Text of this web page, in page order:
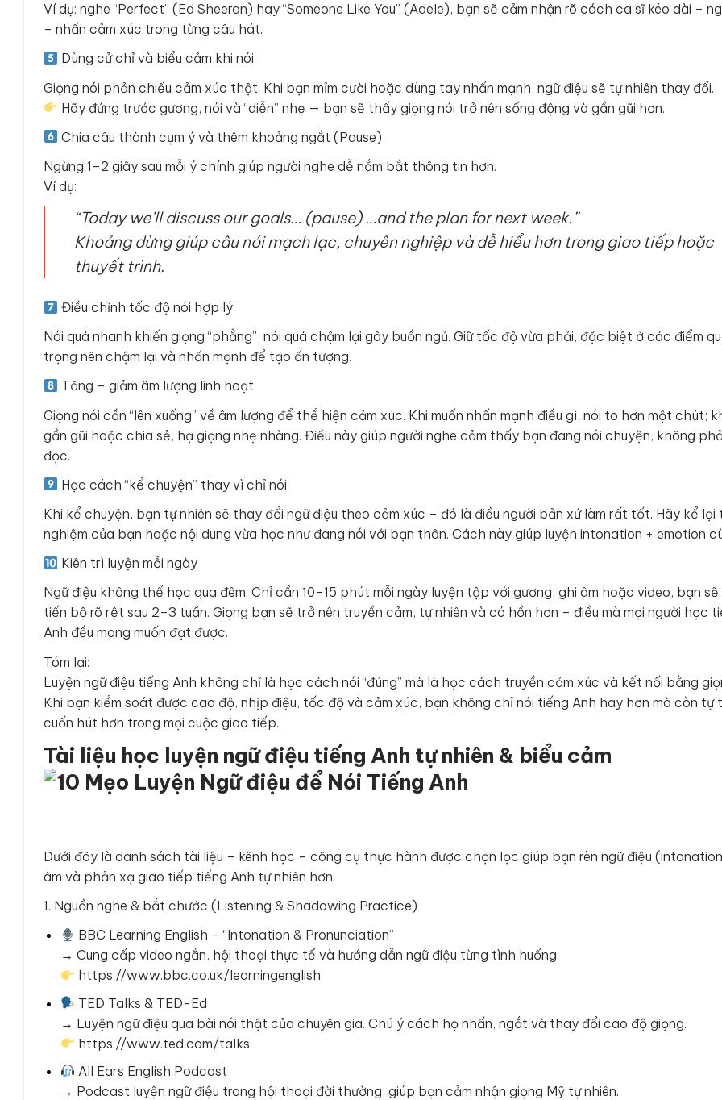
Ví dụ: nghe “Perfect” (Ed Sheeran) hay “Someone Like You” (Adele), bạn sẽ cảm nhận rõ cách ca sĩ kéo dài –
– nhấn cảm xúc trong từng câu hát.
Dùng cử chỉ và biểu cảm khi nói
Giọng nói phản chiếu cảm xúc thật. Khi bạn mỉm cười hoặc dùng tay nhấn mạnh, ngữ điệu sẽ tự nhiên thay đổi.
Hãy đứng trước gương, nói và “diễn” nhẹ — bạn sẽ thấy giọng nói trở nên sống động và gần gũi hơn.
Chia câu thành cụm ý và thêm khoảng ngắt (Pause)
Ngừng 1–2 giây sau mỗi ý chính giúp người nghe dễ nắm bắt thông tin hơn.
Ví dụ:
“Today we’ll discuss our goals… (pause) …and the plan for next week.”
Khoảng dừng giúp câu nói mạch lạc, chuyên nghiệp và dễ hiểu hơn trong giao tiếp hoặc
thuyết trình.
Điều chỉnh tốc độ nói hợp lý
Nói quá nhanh khiến giọng “phẳng”, nói quá chậm lại gây buồn ngủ. Giữ tốc độ vừa phải, đặc biệt ở các điểm
trọng nên chậm lại và nhấn mạnh để tạo ấn tượng.
Tăng – giảm âm lượng linh hoạt
Giọng nói cần “lên xuống” về âm lượng để thể hiện cảm xúc. Khi muốn nhấn mạnh điều gì, nói to hơn một chút;
gần gũi hoặc chia sẻ, hạ giọng nhẹ nhàng. Điều này giúp người nghe cảm thấy bạn đang nói chuyện, không
đọc.
Học cách “kể chuyện” thay vì chỉ nói
Khi kể chuyện, bạn tự nhiên sẽ thay đổi ngữ điệu theo cảm xúc – đó là điều người bản xứ làm rất tốt. Hãy kể lại
nghiệm của bạn hoặc nội dung vừa học như đang nói với bạn thân. Cách này giúp luyện intonation + emotion
Kiên trì luyện mỗi ngày
Ngữ điệu không thể học qua đêm. Chỉ cần 10–15 phút mỗi ngày luyện tập với gương, ghi âm hoặc video, bạn
tiến bộ rõ rệt sau 2–3 tuần. Giọng bạn sẽ trở nên truyền cảm, tự nhiên và có hồn hơn – điều mà mọi người học
Anh đều mong muốn đạt được.
Tóm lại:
Luyện ngữ điệu tiếng Anh không chỉ là học cách nói “đúng” mà là học cách truyền cảm xúc và kết nối bằng
Khi bạn kiểm soát được cao độ, nhịp điệu, tốc độ và cảm xúc, bạn không chỉ nói tiếng Anh hay hơn mà còn tự
cuốn hút hơn trong mọi cuộc giao tiếp.
Tài liệu học luyện ngữ điệu tiếng Anh tự nhiên & biểu cảm
Dưới đây là danh sách tài liệu – kênh học – công cụ thực hành được chọn lọc giúp bạn rèn ngữ điệu
âm và phản xạ giao tiếp tiếng Anh tự nhiên hơn.
1. Nguồn nghe & bắt chước (Listening & Shadowing Practice)
BBC Learning English – “Intonation & Pronunciation”
→ Cung cấp video ngắn, hội thoại thực tế và hướng dẫn ngữ điệu từng tình huống.
https://www.bbc.co.uk/learningenglish
TED Talks & TED-Ed
→ Luyện ngữ điệu qua bài nói thật của chuyên gia. Chú ý cách họ nhấn, ngắt và thay đổi cao độ giọng.
https://www.ted.com/talks
All Ears English Podcast
→ Podcast luyện ngữ điệu trong hội thoại đời thường, giúp bạn cảm nhận giọng Mỹ tự nhiên.